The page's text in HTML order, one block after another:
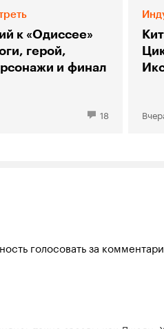
к «Одиссее»
герой,
и финал
18
голосовать за